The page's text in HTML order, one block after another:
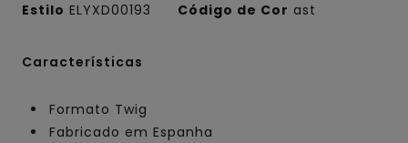
Estilo ELYXD00193 Código de Cor ast
Características
Formato Twig
Fabricado em Espanha